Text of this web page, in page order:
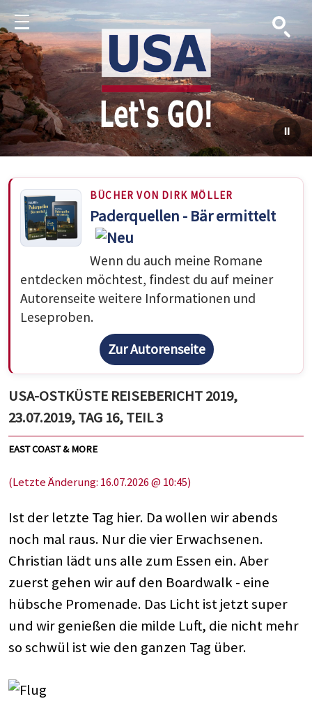
Menu Suche
BÜCHER VON DIRK MÖLLER
Paderquellen - Bär ermittelt
Wenn du auch meine Romane
entdecken möchtest, findest du auf meiner
Autorenseite weitere Informationen und
Leseproben.
Zur Autorenseite
USA-OSTKÜSTE REISEBERICHT 2019,
23.07.2019, TAG 16, TEIL 3
EAST COAST & MORE
(Letzte Änderung: 16.07.2026 @ 10:45)
Ist der letzte Tag hier. Da wollen wir abends
noch mal raus. Nur die vier Erwachsenen.
Christian lädt uns alle zum Essen ein. Aber
zuerst gehen wir auf den Boardwalk - eine
hübsche Promenade. Das Licht ist jetzt super
und wir genießen die milde Luft, die nicht mehr
so schwül ist wie den ganzen Tag über.